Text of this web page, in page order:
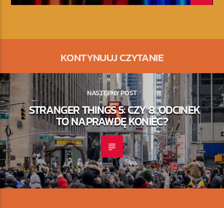
KONTYNUUJ CZYTANIE
NASTĘPNY POST
STRANGER THINGS 5: CZY 8. ODCINEK
TO NAPRAWDĘ KONIEC?